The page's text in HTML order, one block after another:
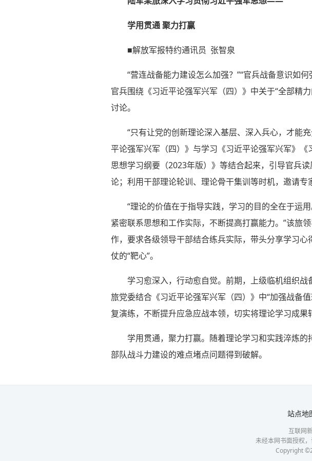
学用贯通 聚力打赢
■解放军报特约通讯员 张智泉
“营连战备能力建设怎么加强？”“官兵战备意识如
官兵围绕《习近平论强军兴军（四）》中关于“全部精
讨论。
“只有让党的创新理论深入基层、深入兵心，才能
平论强军兴军（四）》与学习《习近平论强军兴军》
思想学习纲要（2023年版）》等结合起来，引导官兵
论；利用干部理论轮训、理论骨干集训等时机，邀请
“理论的价值在于指导实践，学习的目的全在于运
紧密联系思想和工作实际，不断提高打赢能力。”该旅
作，要求各级领导干部结合练兵实际，带头分享学习
仗的“靶心”。
学习愈深入，行动愈自觉。前期，上级临机组织
旅党委结合《习近平论强军兴军（四）》中“加强战备
复演练，不断提升应急应战本领，切实将理论学习成果
学用贯通，聚力打赢。随着理论学习和实践淬炼
部队战斗力建设的难点堵点问题得到破解。
站点地
互联网
未经本网书面授权
Copyright ©